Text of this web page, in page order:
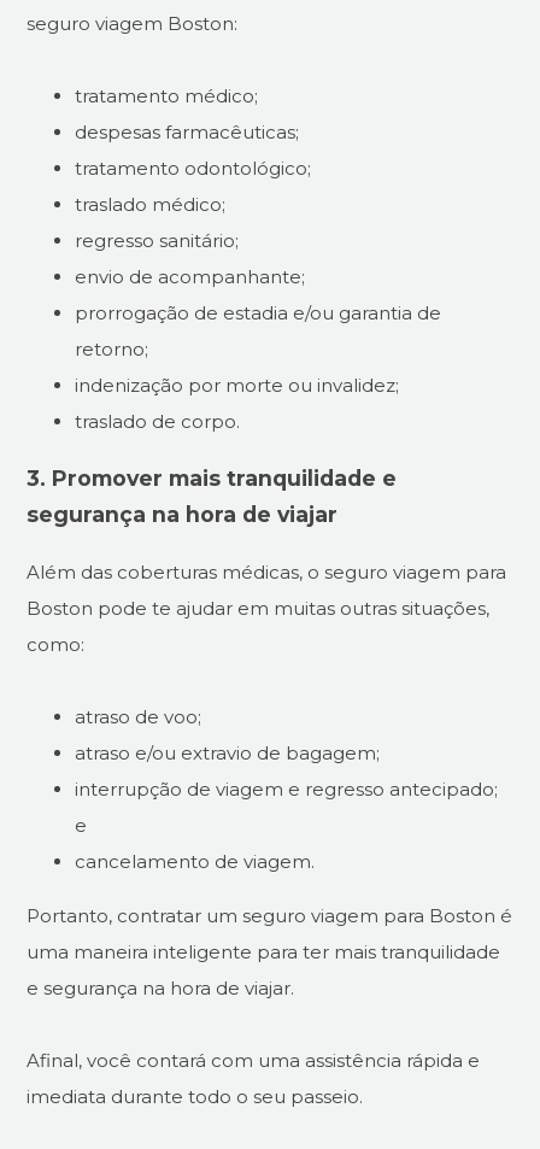
seguro viagem Boston:
tratamento médico;
despesas farmacêuticas;
tratamento odontológico;
traslado médico;
regresso sanitário;
envio de acompanhante;
prorrogação de estadia e/ou garantia de
retorno;
indenização por morte ou invalidez;
traslado de corpo.
3. Promover mais tranquilidade e
segurança na hora de viajar
Além das coberturas médicas, o seguro viagem para
Boston pode te ajudar em muitas outras situações,
como:
atraso de voo;
atraso e/ou extravio de bagagem;
interrupção de viagem e regresso antecipado;
e
cancelamento de viagem.
Portanto, contratar um seguro viagem para Boston é
uma maneira inteligente para ter mais tranquilidade
e segurança na hora de viajar.
Afinal, você contará com uma assistência rápida e
imediata durante todo o seu passeio.